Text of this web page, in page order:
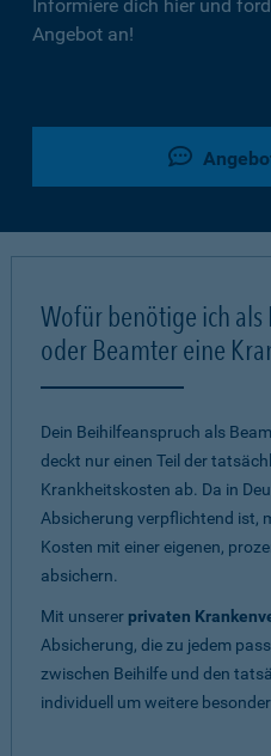
Informiere dich hier und
Angebot an!
Wofür benötige ich
oder Beamter eine
Dein Beihilfeanspruch als
deckt nur einen Teil der
Krankheitskosten ab. Da in
Absicherung verpflichtend ist,
Kosten mit einer eigenen,
absichern.
Mit unserer privaten
Absicherung, die zu jedem
zwischen Beihilfe und den
individuell um weitere